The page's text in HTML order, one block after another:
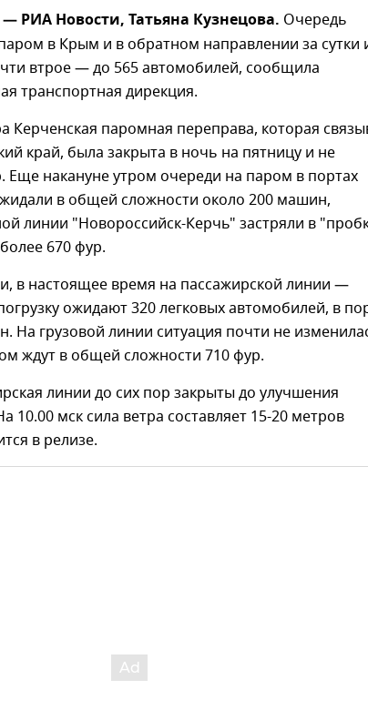
РИА Новости, Татьяна Кузнецова. Очередь
в Крым и в обратном направлении за сутки
втрое — до 565 автомобилей, сообщила
транспортная дирекция.
Керченская паромная переправа, которая
край, была закрыта в ночь на пятницу и не
Еще накануне утром очереди на паром в портах
в общей сложности около 200 машин,
линии "Новороссийск-Керчь" застряли в
670 фур.
в настоящее время на пассажирской линии —
ожидают 320 легковых автомобилей, в
грузовой линии ситуация почти не
ждут в общей сложности 710 фур.
линии до сих пор закрыты до улучшения
10.00 мск сила ветра составляет 15-20 метров
в релизе.